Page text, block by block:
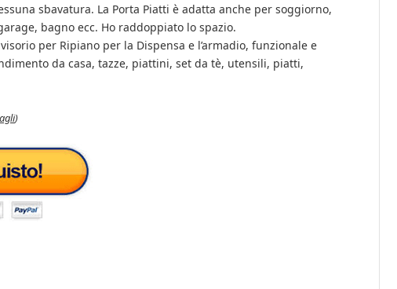
sbavatura. La Porta Piatti è adatta anche per soggiorno,
bagno ecc. Ho raddoppiato lo spazio.
per Ripiano per la Dispensa e l’armadio, funzionale e
da casa, tazze, piattini, set da tè, utensili, piatti,
)